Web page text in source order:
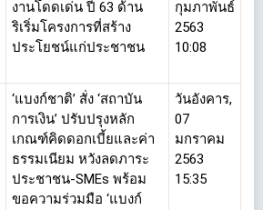
งานโดดเด่น ปี 63 ด้าน
ริเริ่มโครงการที่สร้าง
ประโยชน์แก่ประชาชน
กุมภาพันธ์
2563
10:08
‘แบงก์ชาติ’ สั่ง ‘สถาบัน
การเงิน’ ปรับปรุงหลัก
เกณฑ์คิดดอกเบี้ยและค่า
ธรรมเนียม หวังลดภาระ
ประชาชน-SMEs พร้อม
ขอความร่วมมือ ‘แบงก์
วันอังคาร,
07
มกราคม
2563
15:35